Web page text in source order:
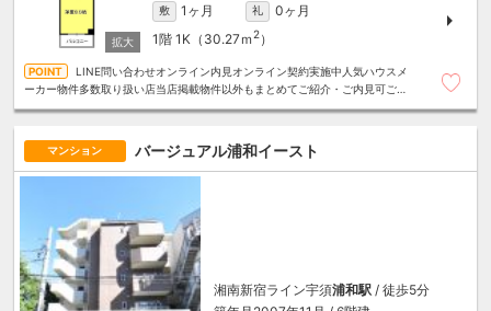
敷 1ヶ月 礼
0ヶ月
1階 1K（30.27ｍ 2）
LINE問い合わせオンライン内見オンライン契約実施中人気ハウスメ
ーカー物件多数取り扱い店当店掲載物件以外もまとめてご紹介・ご内見可ご予
マンション バージュアル浦和イースト
湘南新宿ライン宇須浦和駅 / 徒歩5分